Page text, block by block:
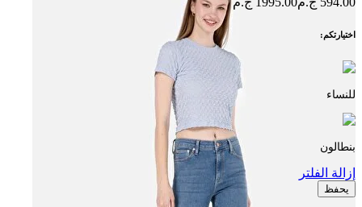
اختيارتكم:
للنساء
بنطالون
إزالة الفلتر
يحفظ